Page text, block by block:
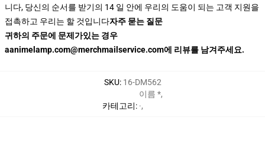
니다, 당신의 순서를 받기의 14 일 안에 우리의 도움이 되는 고객 지원을
접촉하고 우리는 할 것입니다자주 묻는 질문
귀하의 주문에 문제가있는 경우
aanimelamp.com@merchmailservice.com에 리뷰를 남겨주세요.
SKU: 16-DM562
카테고리:
이름 *,
·,